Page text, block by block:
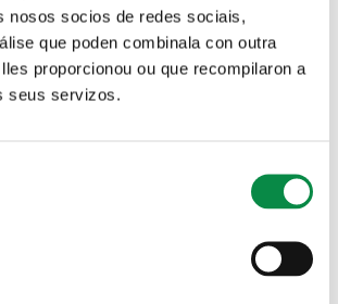
nosos socios de redes sociais,
que poden combinala con outra
proporcionou ou que recompilaron a
seus servizos.